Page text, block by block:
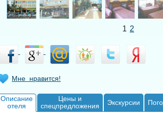
1 2
Мне нравится!
Описание
отеля
Цены и
спецпредложения
Экскурсии